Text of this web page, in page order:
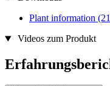
Plant information
Videos zum Produkt